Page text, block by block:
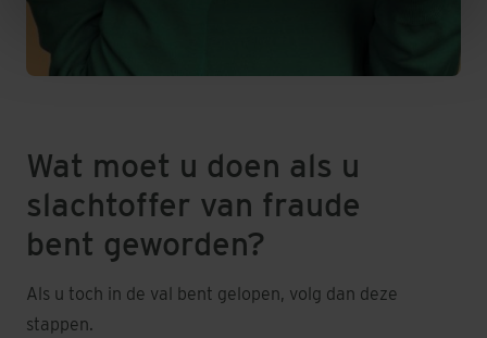
Wat moet u doen als u
slachtoffer van fraude
bent geworden?
Als u toch in de val bent gelopen, volg dan deze
stappen.